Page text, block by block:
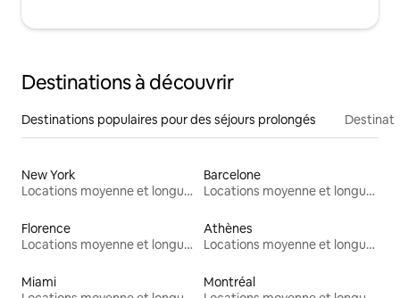
Destinations à découvrir
Destinations populaires pour des séjours prolongés
New York
Locations moyenne et longue durée
Barcelone
Locations moyenne et longue durée
Florence
Locations moyenne et longue durée
Athènes
Locations moyenne et longue durée
Miami
Montréal